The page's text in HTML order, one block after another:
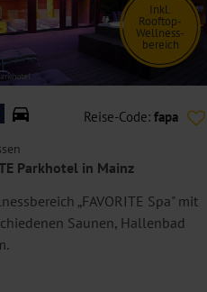
Inkl.
Rooftop-
Wellness-
bereich
Reise-Code: fapa
Parkhotel in Mainz
„FAVORITE Spa" mit
Saunen, Hallenbad